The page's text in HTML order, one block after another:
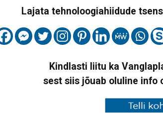
Lajata tehnoloogiahiidude
Kindlasti liitu ka
sest siis jõuab oluline info